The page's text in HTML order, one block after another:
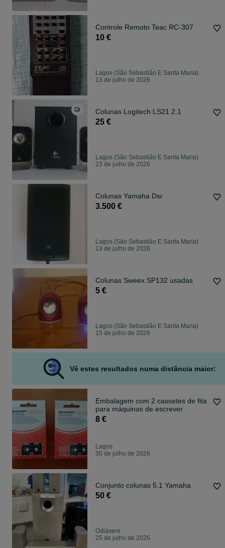
Controle Remoto Teac RC-307
10 €
Lagos (São Sebastião E Santa Maria)
13 de julho de 2026
Colunas Logitech LS21 2.1
25 €
Lagos (São Sebastião E Santa Maria)
23 de julho de 2026
Colunas Yamaha Dsr
3.500 €
Lagos (São Sebastião E Santa Maria)
13 de julho de 2026
Colunas Sweex SP132 usadas
5 €
Lagos (São Sebastião E Santa Maria)
15 de julho de 2026
Vê estes resultados numa distância maior:
Embalagem com 2 cassetes de fita
para máquinas de escrever
8 €
Lagos
30 de julho de 2026
Conjunto colunas 5.1 Yamaha
50 €
Odiáxere
25 de julho de 2026